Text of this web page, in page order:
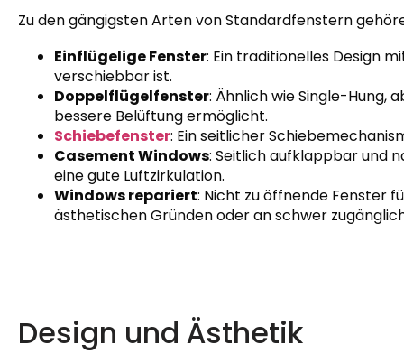
Zu den gängigsten Arten von Standardfenstern
Einflügelige Fenster: Ein traditionelles Design
verschiebbar ist.
Doppelflügelfenster: Ähnlich wie Single-Hung,
bessere Belüftung ermöglicht.
Schiebefenster: Ein seitlicher
Casement Windows: Seitlich aufklappbar und
eine gute Luftzirkulation.
Windows repariert: Nicht zu öffnende Fenster
ästhetischen Gründen oder an schwer
Design und Ästhetik